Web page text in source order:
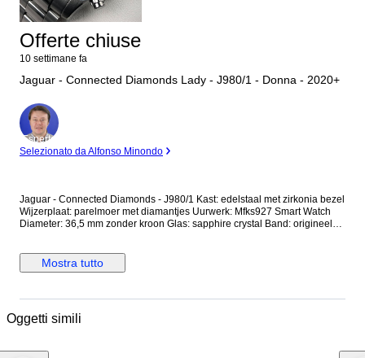
Offerte chiuse
10 settimane fa
Jaguar - Connected Diamonds Lady - J980/1 - Donna - 2020+
Esperto
Selezionato da Alfonso Minondo
Jaguar - Connected Diamonds - J980/1 Kast: edelstaal met zirkonia bezel
Wijzerplaat: parelmoer met diamantjes Uurwerk: Mfks927 Smart Watch
Diameter: 36,5 mm zonder kroon Glas: sapphire crystal Band: origineel
horloge wordt aangetekend en verzekerd verstuurd (DHL-express).
Mostra tutto
Oggetti simili